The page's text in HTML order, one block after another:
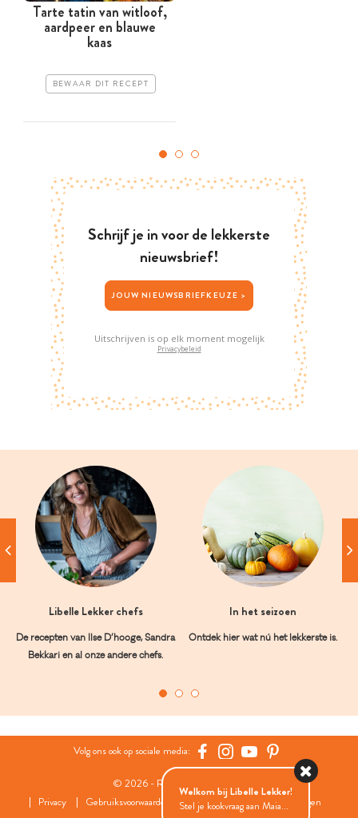
Tarte tatin van witloof,
aardpeer en blauwe
kaas
BEWAAR DIT RECEPT
Schrijf je in voor de lekkerste
nieuwsbrief!
JOUW NIEUWSBRIEFKEUZE >
Uitschrijven is op elk moment mogelijk
Privacybeleid
Libelle Lekker chefs
De recepten van Ilse D’hooge, Sandra
Bekkari en al onze andere chefs.
In het seizoen
Ontdek hier wat nú het lekkerste is.
Volg ons ook op sociale media:
© 2026 - Roularta Media Group
Privacy
Gebruiksvoorwaarden Cookies Cookies instellingen
Welkom bij Libelle Lekker!
Stel je kookvraag aan Maia...